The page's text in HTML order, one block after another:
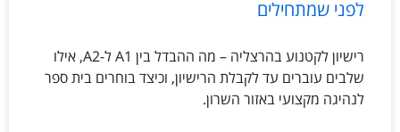
לפני שמתחילים
רישיון לקטנוע בהרצליה – מה ההבדל בין A1 ל-A2, אילו
שלבים עוברים עד לקבלת הרישיון, וכיצד בוחרים בית ספר
לנהיגה מקצועי באזור השרון.